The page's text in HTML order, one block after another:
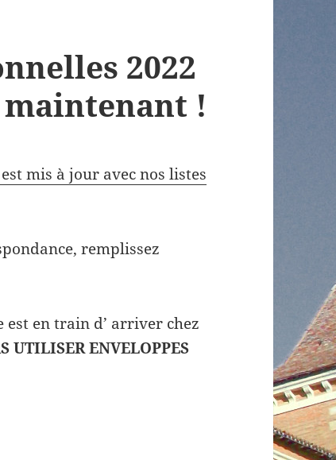
2022
maintenant !
mis à jour avec nos listes
remplissez
en train d’ arriver chez
UTILISER ENVELOPPES